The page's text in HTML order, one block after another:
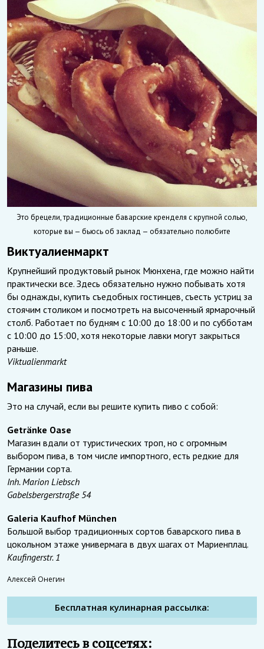
Это брецели, традиционные баварские кренделя с крупной солью,
которые вы — бьюсь об заклад — обязательно полюбите
Виктуалиенмаркт
Крупнейший продуктовый рынок Мюнхена, где можно найти
практически все. Здесь обязательно нужно побывать хотя
бы однажды, купить съедобных гостинцев, съесть устриц за
стоячим столиком и посмотреть на высоченный ярмарочный
столб. Работает по будням с 10:00 до 18:00 и по субботам
с 10:00 до 15:00, хотя некоторые лавки могут закрыться
раньше.
Viktualienmarkt
Магазины пива
Это на случай, если вы решите купить пиво с собой:
Getränke Oase
Магазин вдали от туристических троп, но с огромным
выбором пива, в том числе импортного, есть редкие для
Германии сорта.
Inh. Marion Liebsch
Gabelsbergerstraße 54
Galeria Kaufhof München
Большой выбор традиционных сортов баварского пива в
цокольном этаже универмага в двух шагах от Мариенплац.
Kaufingerstr. 1
Алексей Онегин
Бесплатная кулинарная рассылка:
Поделитесь в соцсетях: